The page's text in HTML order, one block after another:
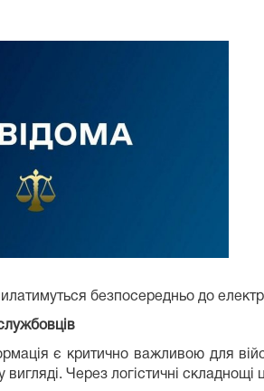
безпосередньо до
є критично важливою для
Через логістичні складнощі